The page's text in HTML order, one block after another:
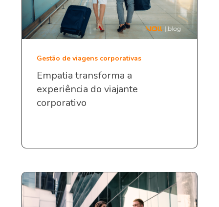
Gestão de viagens corporativas
Empatia transforma a
experiência do viajante
corporativo